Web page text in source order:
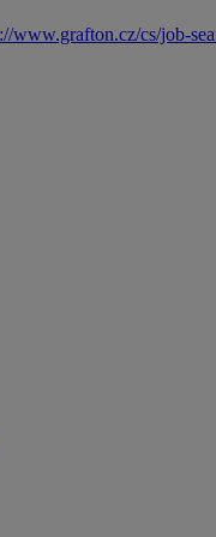
www.grafton.cz/cs/job-